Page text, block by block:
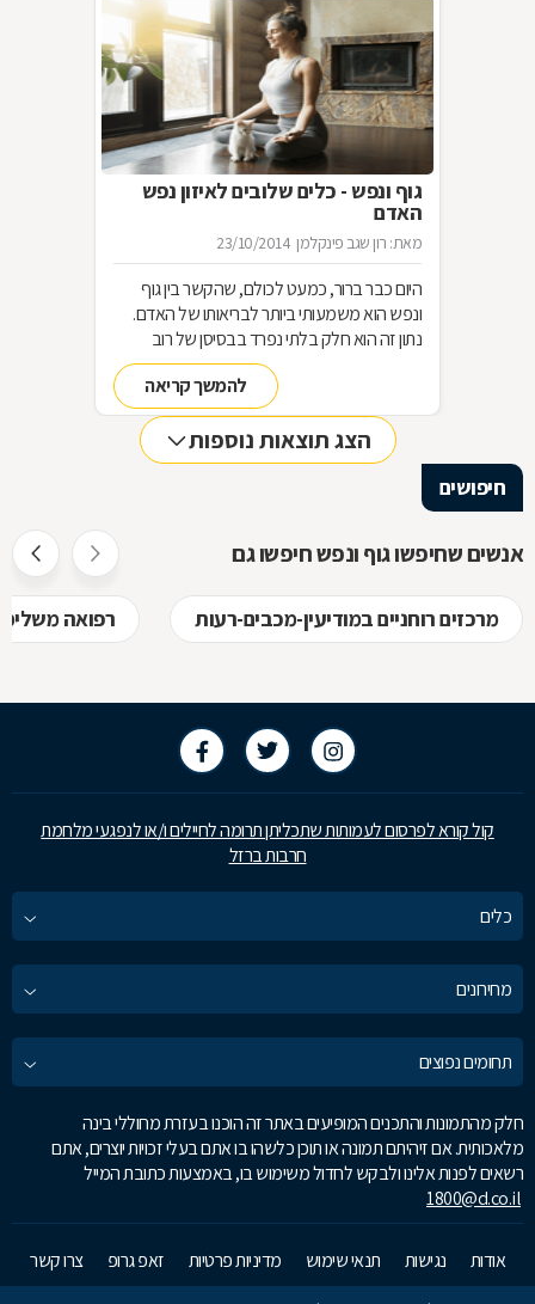
גוף ונפש - כלים שלובים לאיזון נפש
האדם
מאת: רון שגב פינקלמן 23/10/2014
היום כבר ברור, כמעט לכולם, שהקשר בין גוף
ונפש הוא משמעותי ביותר לבריאותו של האדם.
נתון זה הוא חלק בלתי נפרד בבסיסן של רוב
שיטות הטיפול ברפואה המשלימה, וההבנה שרק
כאשר הנפש בריאה גם הגוף יכול להיות בריא,
חלחלה כבר מזמן גם לתחום הרפואה
הקונבנציונאלית. כמעט בכל סוגי הטיפולים
משתדלים המטפלים להביא את המטופלים
להמשך קריאה
הצג תוצאות נוספות
חיפושים
אנשים שחיפשו גוף ונפש חיפשו גם
מרכזים רוחניים במודיעין-מכבים-רעות רפואה משלימה
קול קורא לפרסום לעמותות שתכליתן תרומה לחיילים ו/או לנפגעי מלחמת
חרבות ברזל
כלים
מחירונים
תחומים נפוצים
חלק מהתמונות והתכנים המופיעים באתר זה הוכנו בעזרת מחוללי בינה
מלאכותית. אם זיהיתם תמונה או תוכן כלשהו בו אתם בעלי זכויות יוצרים, אתם
רשאים לפנות אלינו ולבקש לחדול משימוש בו, באמצעות כתובת המייל
1800@d.co.il
אודות נגישות תנאי שימוש מדיניות פרטיות זאפ גרופ
צרו קשר